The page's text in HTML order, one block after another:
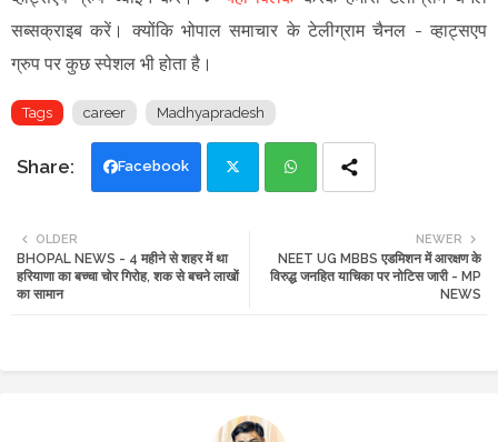
सब्सक्राइब करें। क्योंकि भोपाल समाचार के टेलीग्राम चैनल -व्हाट्सएप
ग्रुप पर कुछ स्पेशल भी होता है।
Tags career Madhyapradesh
Facebook
tte ats
NEWER
NEET UG MBBS एडमिशन में आरक्षण के
विरुद्ध जनहित याचिका पर नोटिस जारी - MP
NEWS
OLDER
BHOPAL NEWS - 4 महीने से शहर में था
हरियाणा का बच्चा चोर गिरोह, शक से बचने लाखों
का सामान